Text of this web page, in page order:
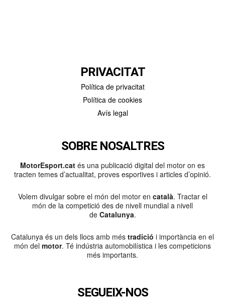
PRIVACITAT
Política de privacitat
Política de cookies
Avís legal
SOBRE NOSALTRES
MotorEsport.cat és una publicació digital del motor on es
tracten temes d’actualitat, proves esportives i articles d’opinió.
Volem divulgar sobre el món del motor en català. Tractar el
món de la competició des de nivell mundial a nivell
de Catalunya.
Catalunya és un dels llocs amb més tradició i importància en el
món del motor. Té indústria automobilística i les competicions
més importants.
SEGUEIX-NOS